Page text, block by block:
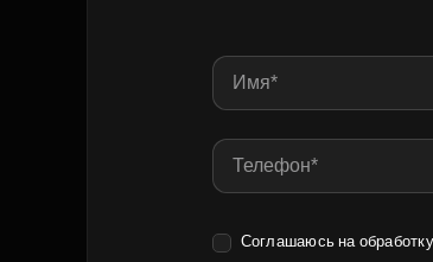
Соглашаюсь на обработку